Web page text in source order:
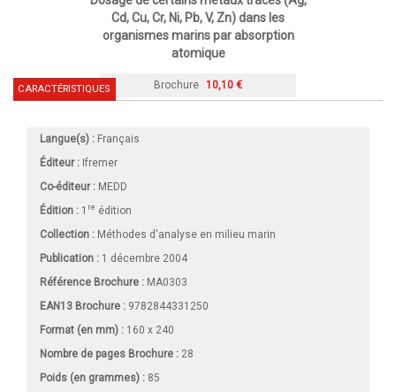
Cd, Cu, Cr, Ni, Pb, V, Zn) dans les
organismes marins par absorption
atomique
Brochure 10,10 €
CARACTÉRISTIQUES
Langue(s) : Français
Éditeur : Ifremer
Co-éditeur : MEDD
Édition : 1 re édition
Collection : Méthodes d'analyse en milieu marin
Publication : 1 décembre 2004
Référence Brochure : MA0303
EAN13 Brochure : 9782844331250
Format (en mm) : 160 x 240
Nombre de pages Brochure : 28
Poids (en grammes) : 85